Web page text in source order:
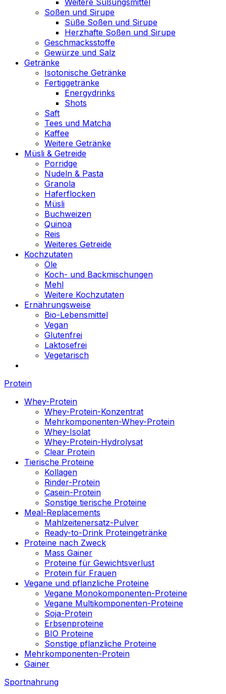
Soßen und Sirupe
Süße Soßen und Sirupe
Herzhafte Soßen und Sirupe
Geschmacksstoffe
Gewürze und Salz
Getränke
Isotonische Getränke
Fertiggetränke
Energydrinks
Shots
Saft
Tees und Matcha
Kaffee
Weitere Getränke
Müsli & Getreide
Porridge
Nudeln & Pasta
Granola
Haferflocken
Müsli
Buchweizen
Quinoa
Reis
Weiteres Getreide
Kochzutaten
Öle
Koch- und Backmischungen
Mehl
Weitere Kochzutaten
Ernährungsweise
Bio-Lebensmittel
Vegan
Glutenfrei
Laktosefrei
Vegetarisch
Protein
Whey-Protein
Whey-Protein-Konzentrat
Mehrkomponenten-Whey-Protein
Whey-Isolat
Whey-Protein-Hydrolysat
Clear Protein
Tierische Proteine
Kollagen
Rinder-Protein
Casein-Protein
Sonstige tierische Proteine
Meal-Replacements
Mahlzeitenersatz-Pulver
Ready-to-Drink Proteingetränke
Proteine nach Zweck
Mass Gainer
Proteine für Gewichtsverlust
Protein für Frauen
Vegane und pflanzliche Proteine
Vegane Monokomponenten-Proteine
Vegane Multikomponenten-Proteine
Soja-Protein
Erbsenproteine
BIO Proteine
Sonstige pflanzliche Proteine
Mehrkomponenten-Protein
Gainer
Sportnahrung